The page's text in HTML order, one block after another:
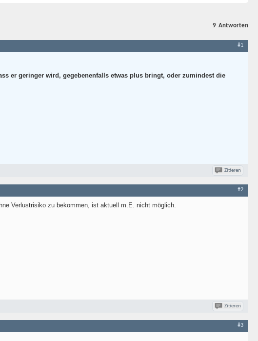
9 Antworten
#1
er geringer wird, gegebenenfalls etwas plus bringt, oder zumindest die
Zitieren
#2
Verlustrisiko zu bekommen, ist aktuell m.E. nicht möglich.
Zitieren
#3